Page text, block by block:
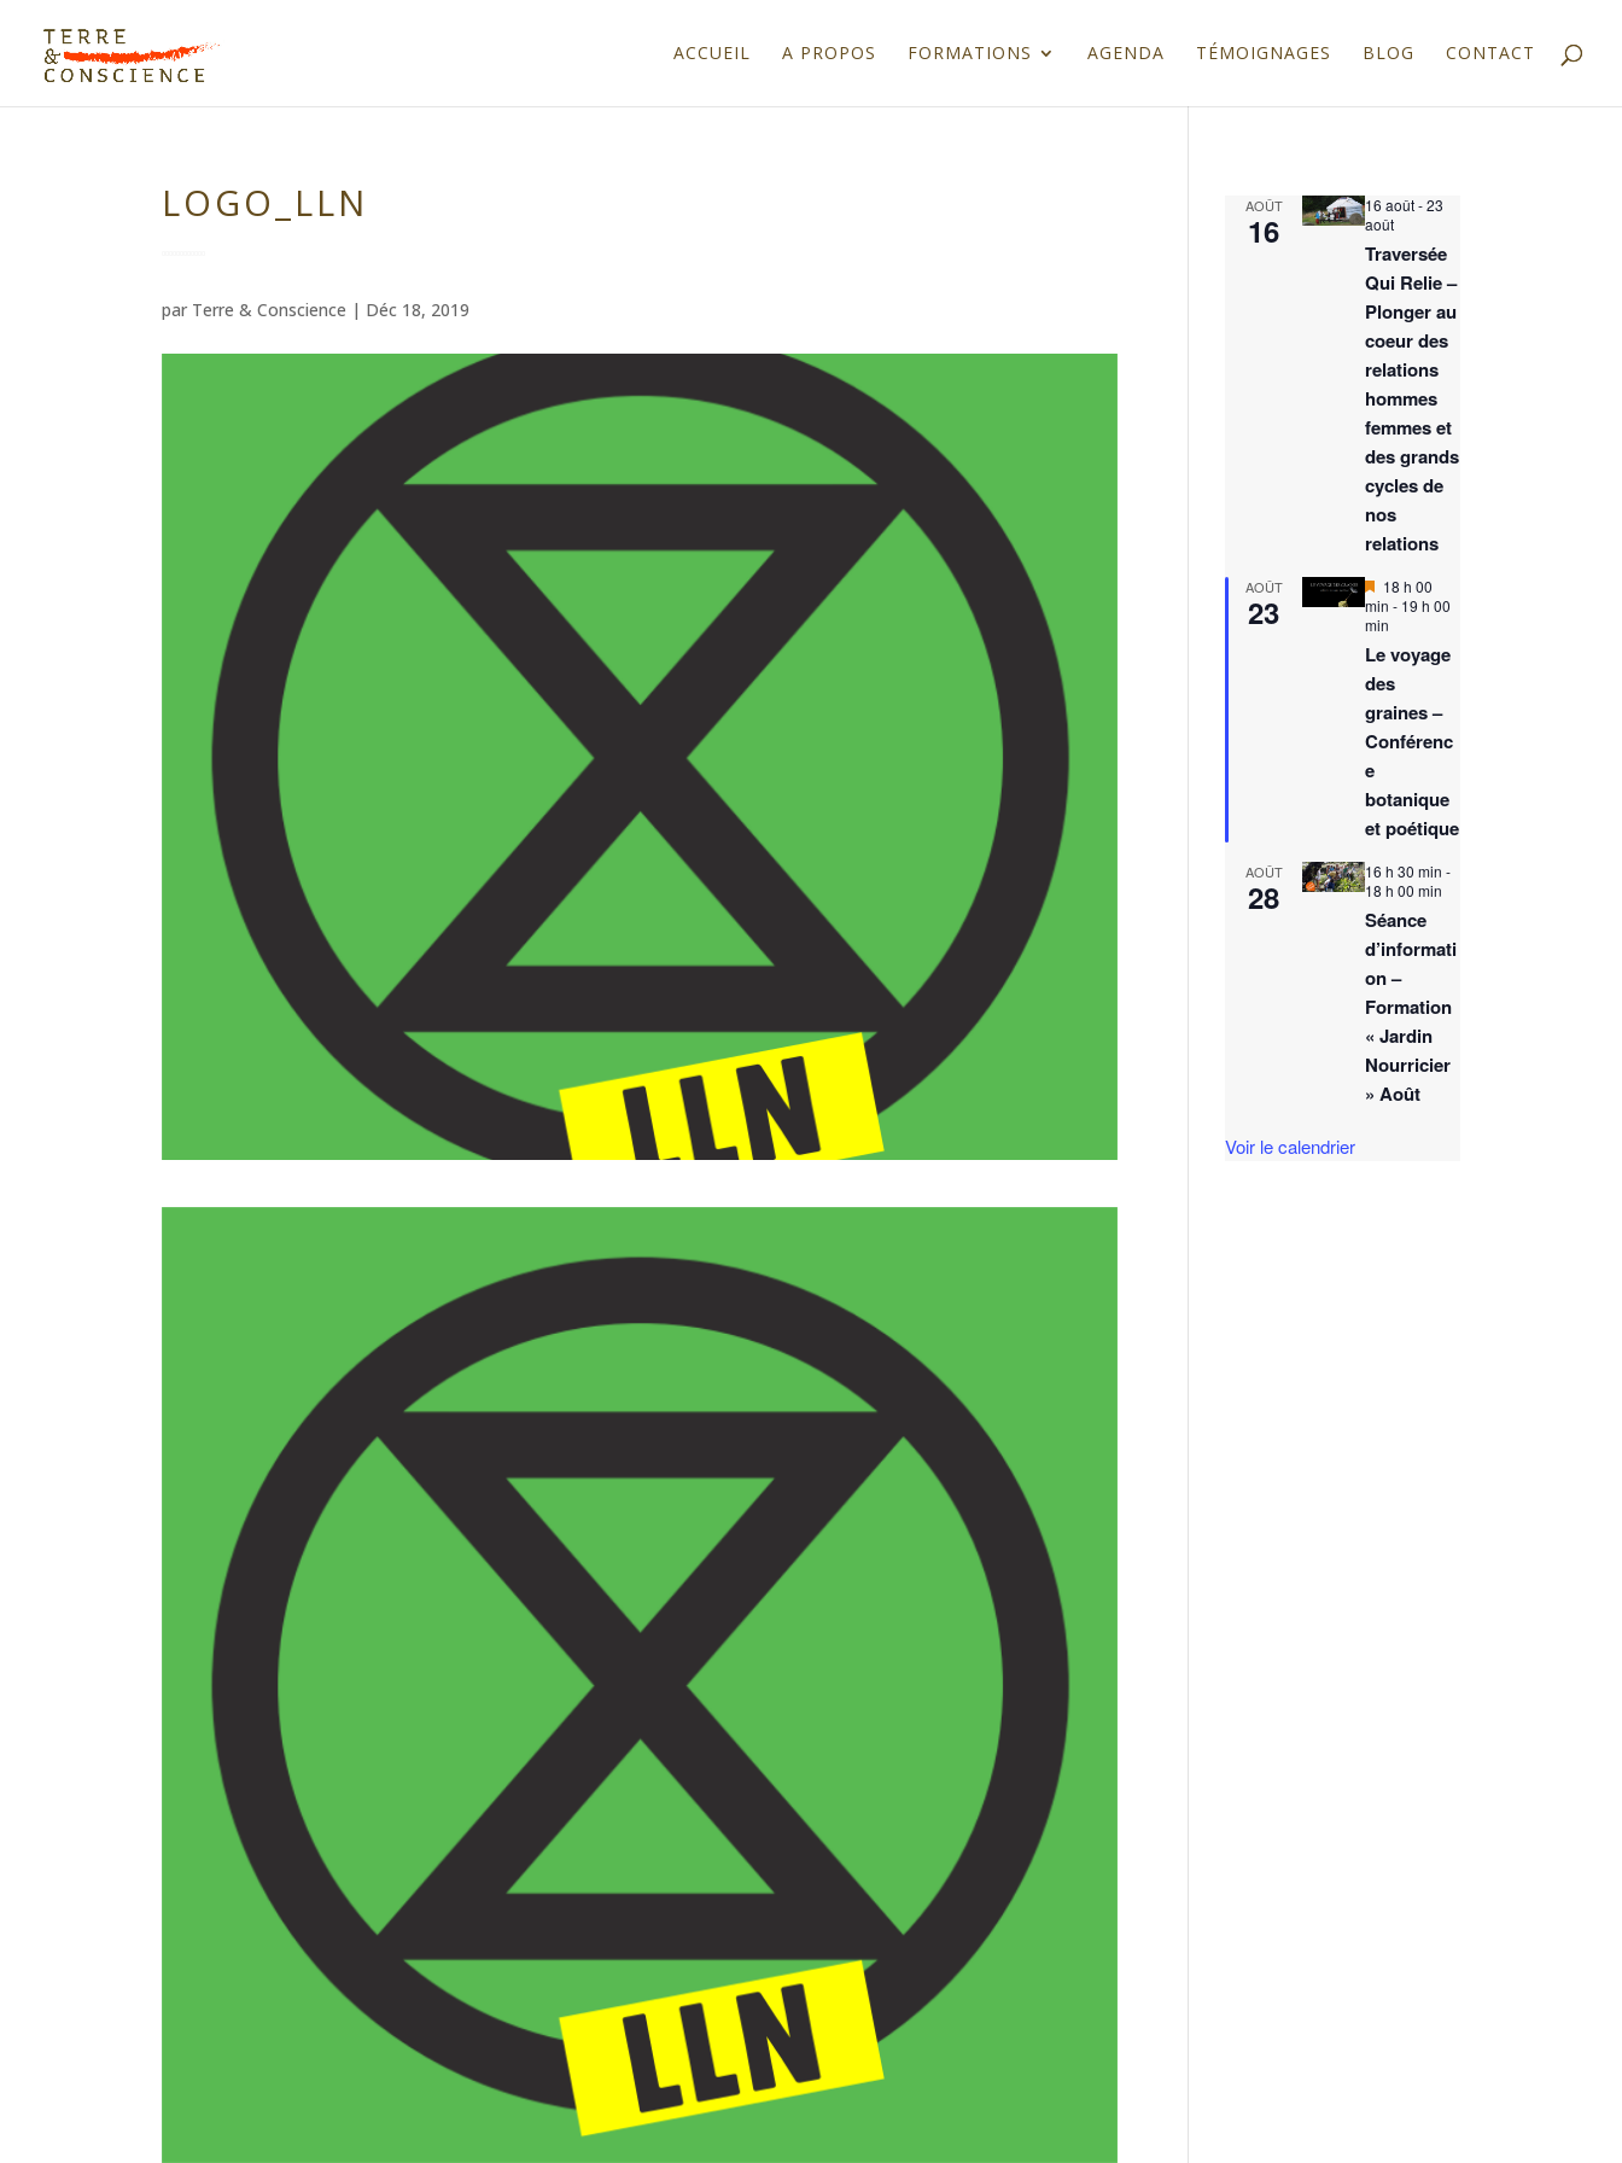
ACCUEIL A PROPOS FORMATIONS AGENDA TÉMOIGNAGES BLOG CONTACT
LOGO_LLN
par Terre & Conscience | Déc 18, 2019
AOÛT
16
16 août-23
août
Traversée
Qui Relie –
Plonger au
coeur des
relations
hommes
femmes et
des grands
cycles de
nos
relations
AOÛT
23
M
i
s
n
a
a
n
18 h 00
min - 19 h 00
min
Le voyage
des
graines –
Conférenc
e
botanique
et poétique
AOÛT
28
16 h 30 min -
18 h 00 min
Séance
d’informati
on –
Formation
« Jardin
Nourricier
» Août
Voir le calendrier